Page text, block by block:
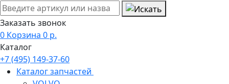
Заказать звонок
0 Корзина 0 р.
Каталог
+7 (495) 149-37-60
Каталог запчастей